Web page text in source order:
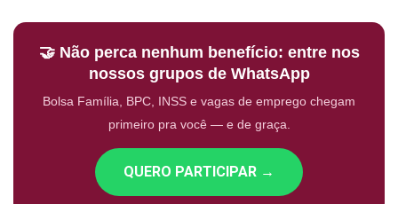
🤝 Não perca nenhum benefício: entre nos
nossos grupos de WhatsApp
Bolsa Família, BPC, INSS e vagas de emprego chegam
primeiro pra você — e de graça.
QUERO PARTICIPAR →